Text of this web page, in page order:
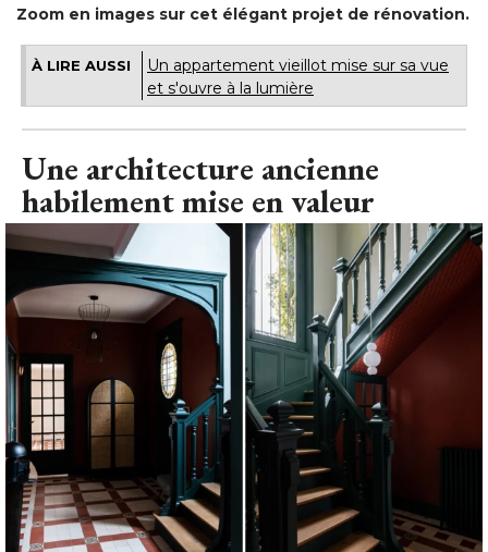
Zoom en images sur cet élégant projet de rénovation.
À LIRE AUSSI
Un appartement vieillot mise sur sa vue
et s'ouvre à la lumière
Une architecture ancienne
habilement mise en valeur